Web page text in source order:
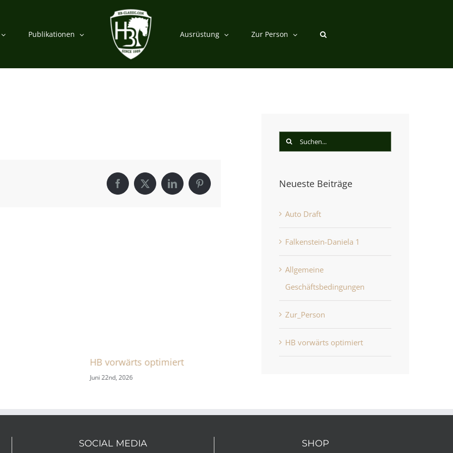
Publikationen Ausrüstung Zur Person
Facebook
X LinkedInPinterest
HB vorwärts optimiert
Juni 22nd, 2026
Suche
Neueste Beiträge
Auto Draft
Falkenstein-Daniela 1
Allgemeine
Geschäftsbedingungen
Zur_Person
HB vorwärts optimiert
SOCIAL MEDIA SHOP